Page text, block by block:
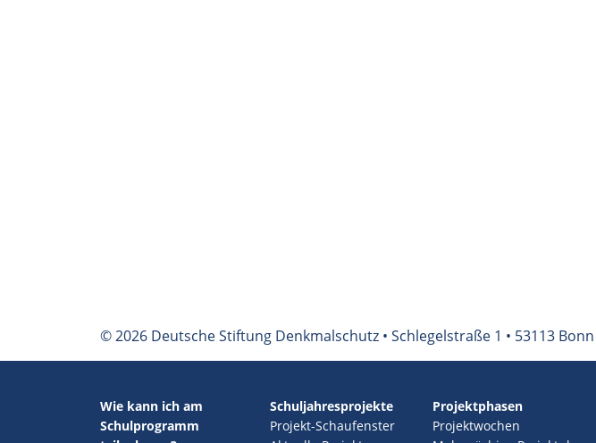
© 2026 Deutsche Stiftung Denkmalschutz • Schlegelstraße 1 • 53113 Bonn
Wie kann ich am
Schulprogramm
Schuljahresprojekte
Projekt-Schaufenster
Projektphasen
Projektwochen